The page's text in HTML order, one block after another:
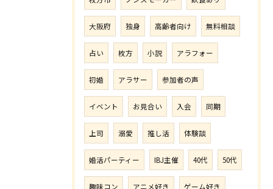
大阪府 独身 高齢者向け 無料相談
占い 枚方 小説 アラフォー
初婚 アラサー 参加者の声
イベント お見合い 入会 同期
上司 溺愛 推し活 体験談
婚活パーティー IBJ主催 40代 50代
趣味コン アニメ好き ゲーム好き